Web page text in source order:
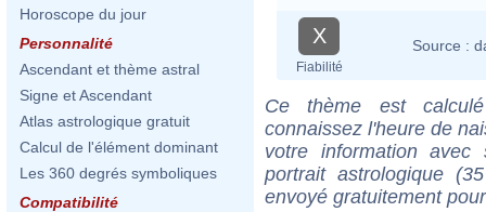
Horoscope du jour
Personnalité
Ascendant et thème astral
Signe et Ascendant
Atlas astrologique gratuit
Calcul de l'élément dominant
Les 360 degrés symboliques
Compatibilité
X
Fiabilité
Source :
Ce thème est
connaissez l'heure de
votre information
portrait astrologique
envoyé gratuitement